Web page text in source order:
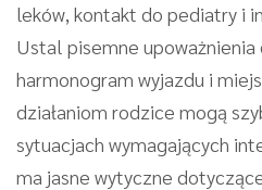
leków, kontakt do pediatry i
Ustal pisemne upoważnienia
harmonogram wyjazdu i
działaniom rodzice mogą
sytuacjach wymagających
ma jasne wytyczne